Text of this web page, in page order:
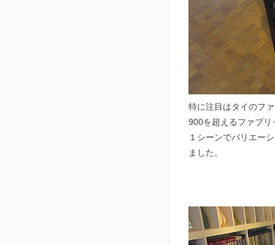
特に注目はタイのフ
900を超えるファブリ
１シーンでバリエー
ました。